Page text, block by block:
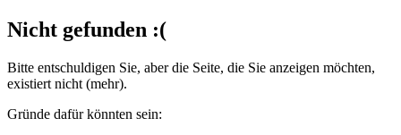
Nicht gefunden :(
Bitte entschuldigen Sie, aber die Seite, die Sie anzeigen möchten,
existiert nicht (mehr).
Gründe dafür könnten sein: